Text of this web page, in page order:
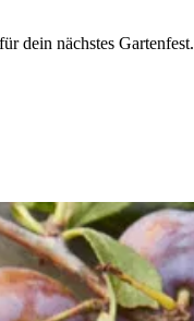
dein nächstes Gartenfest.